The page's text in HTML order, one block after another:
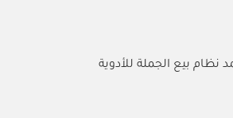
بيع الجملة للأدوية